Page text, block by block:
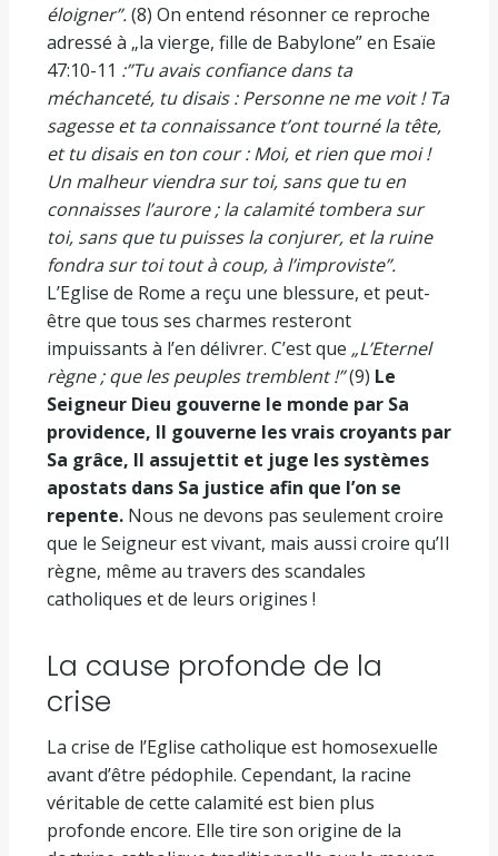
éloigner”.(8) On entend résonner ce reproche
adressé à „la vierge, fille de Babylone” en Esaïe
47:10-11 :”Tu avais confiance dans ta
méchanceté, tu disais : Personne ne me voit ! Ta
sagesse et ta connaissance t’ont tourné la tête,
et tu disais en ton cour : Moi, et rien que moi !
Un malheur viendra sur toi, sans que tu en
connaisses l’aurore ; la calamité tombera sur
toi, sans que tu puisses la conjurer, et la ruine
fondra sur toi tout à coup, à l’improviste”.
L’Eglise de Rome a reçu une blessure, et peut-
être que tous ses charmes resteront
impuissants à l’en délivrer. C’est que „L’Eternel
règne ; que les peuples tremblent !”(9) Le
Seigneur Dieu gouverne le monde par Sa
providence, Il gouverne les vrais croyants par
Sa grâce, Il assujettit et juge les systèmes
apostats dans Sa justice afin que l’on se
repente. Nous ne devons pas seulement croire
que le Seigneur est vivant, mais aussi croire qu’Il
règne, même au travers des scandales
catholiques et de leurs origines !
La cause profonde de la
crise
La crise de l’Eglise catholique est homosexuelle
avant d’être pédophile. Cependant, la racine
véritable de cette calamité est bien plus
profonde encore. Elle tire son origine de la